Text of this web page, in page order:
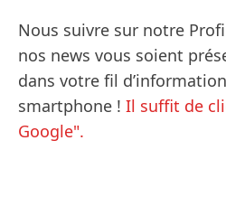
Nous suivre sur notre
nos news vous soient
dans votre fil
smartphone ! Il suffit de
Google".